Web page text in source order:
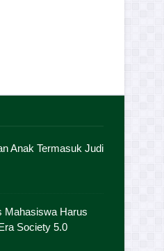
Anak Termasuk Judi
Mahasiswa Harus
Society 5.0